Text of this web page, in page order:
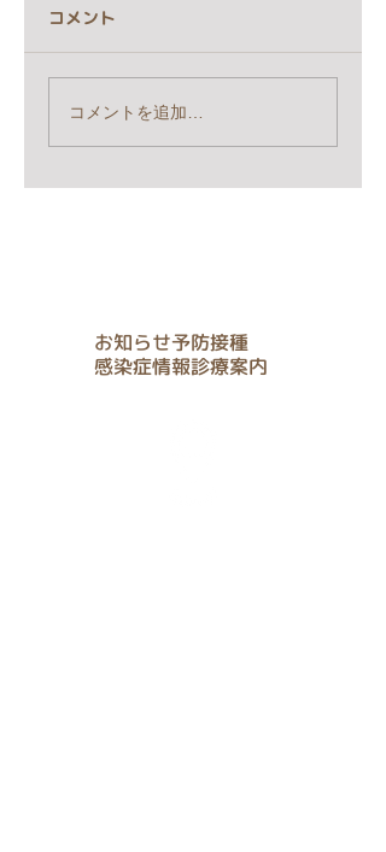
コメント
コメントを追加…
お知らせ予防接種
感染症情報診療案内